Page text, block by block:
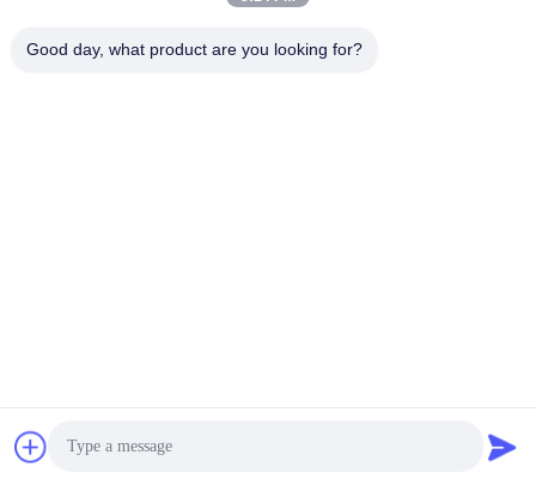
Good day, what product are you looking for?